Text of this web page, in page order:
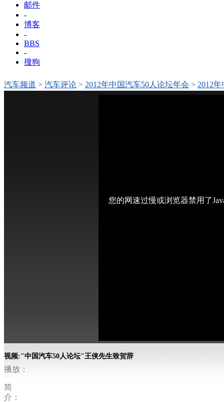
邮件
-
博客
-
BBS
-
搜狗
汽车频道 > 汽车评论 > 2012年中国汽车50人论坛年会 > 2012
人论坛"王侠先生致贺辞
您的网速过慢或浏览器禁用了
视频:"中国汽车50人论坛"王侠先生致贺辞
播放：
简
介：